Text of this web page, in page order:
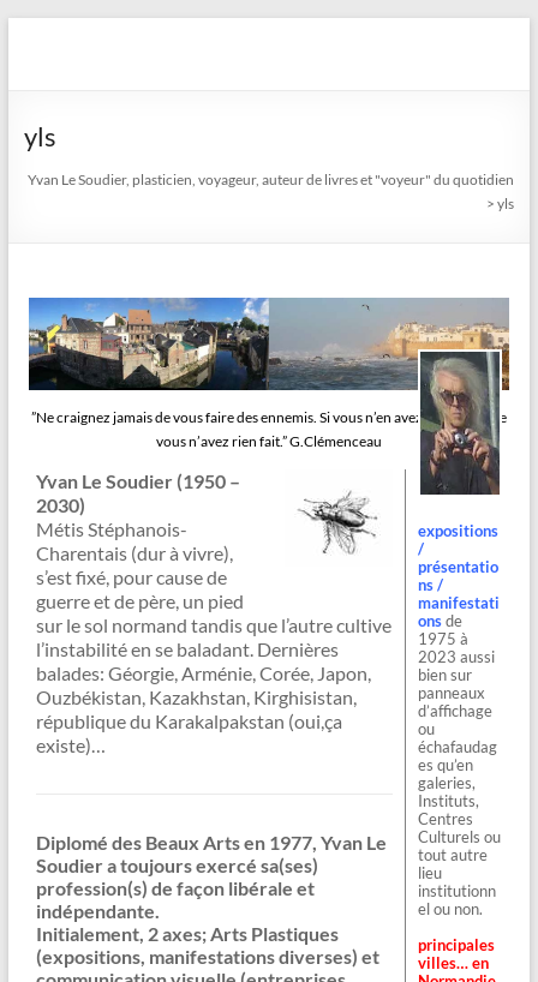
voyageur, auteur de livres
et "voyeur" du quotidien
yls
Yvan Le Soudier, plasticien, voyageur, auteur de livres et "voyeur" du quotidien
>yls
”Ne craignez jamais de vous faire des ennemis. Si vous n’en avez pas, c’est que
vous n’avez rien fait.” G.Clémenceau
expositions
/
présentatio
ns /
manifestati
onsde
1975 à
2023 aussi
bien sur
panneaux
d’affichage
ou
échafaudag
es qu’en
galeries,
Instituts,
Centres
Culturels ou
tout autre
lieu
institutionn
el ou non.
principales
villes… en
Yvan Le Soudier (1950 –
2030)
Métis Stéphanois-
Charentais (dur à vivre),
s’est fixé, pour cause de
guerre et de père, un pied
sur le sol normand tandis que l’autre cultive
l’instabilité en se baladant. Dernières
balades: Géorgie, Arménie, Corée, Japon,
Ouzbékistan, Kazakhstan, Kirghisistan,
république du Karakalpakstan (oui,ça
existe)…
Diplomé des Beaux Arts en 1977, Yvan Le
Soudier a toujours exercé sa(ses)
profession(s) de façon libérale et
indépendante.
Initialement, 2 axes; Arts Plastiques
(expositions, manifestations diverses) et